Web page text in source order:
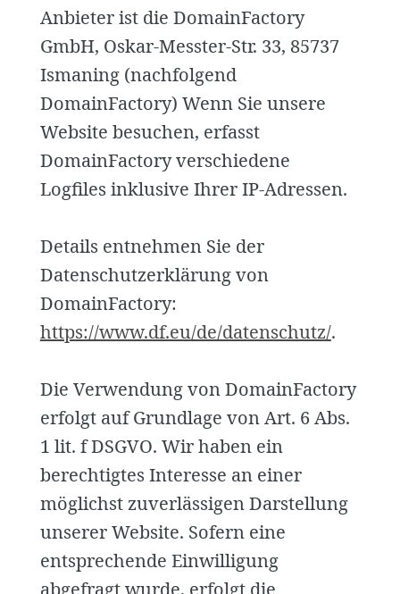
Anbieter ist die DomainFactory
GmbH, Oskar-Messter-Str. 33, 85737
Ismaning (nachfolgend
DomainFactory) Wenn Sie unsere
Website besuchen, erfasst
DomainFactory verschiedene
Logfiles inklusive Ihrer IP-Adressen.
Details entnehmen Sie der
Datenschutzerklärung von
DomainFactory:
https://www.df.eu/de/datenschutz/.
Die Verwendung von DomainFactory
erfolgt auf Grundlage von Art. 6 Abs.
1 lit. f DSGVO. Wir haben ein
berechtigtes Interesse an einer
möglichst zuverlässigen Darstellung
unserer Website. Sofern eine
entsprechende Einwilligung
abgefragt wurde, erfolgt die